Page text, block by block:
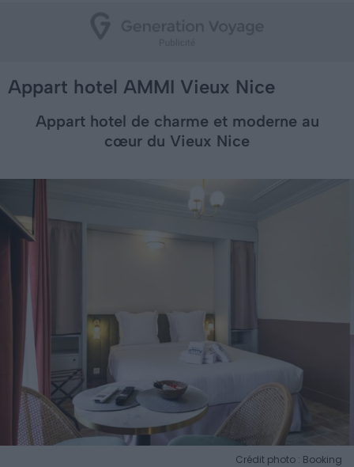
Appart hotel AMMI Vieux Nice
Appart hotel de charme et moderne au
cœur du Vieux Nice
Crédit photo : Booking